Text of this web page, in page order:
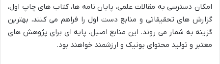
امکان دسترسی به مقالات علمی، پایان نامه ها، کتاب های چاپ اول،
گزارش های تحقیقاتی و منابع دست اول را فراهم می کنند، بهترین
گزینه به شمار می روند. این منابع اصیل، پایه ای برای پژوهش های
معتبر و تولید محتوای یونیک و ارزشمند خواهند بود.